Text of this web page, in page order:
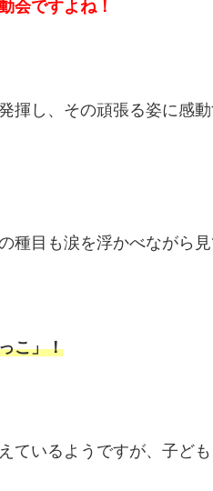
会ですよね！
揮し、その頑張る姿に感
目も涙を浮かべながら見
こ」！
ているようですが、子ど